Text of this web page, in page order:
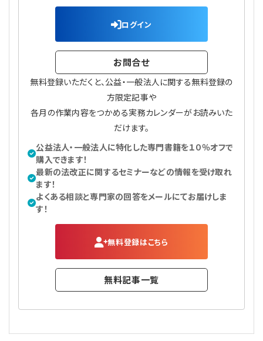
ログイン
お問合せ
無料登録いただくと、公益・一般法人に関する無料登録の
方限定記事や
各月の作業内容をつかめる実務カレンダーがお読みいた
だけます。
公益法人・一般法人に特化した専門書籍を１０％オフで
購入できます！
最新の法改正に関するセミナーなどの情報を受け取れ
ます！
よくある相談と専門家の回答をメールにてお届けしま
す！
無料登録はこちら
無料記事一覧